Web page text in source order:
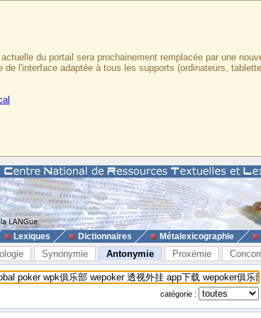
du portail sera prochainement remplacée par une
de l'interface adaptée à tous les supports (ordinateurs,
Lexiques Dictionnaires Métalexicographie
Synonymie Antonymie Proxémie
catégorie :